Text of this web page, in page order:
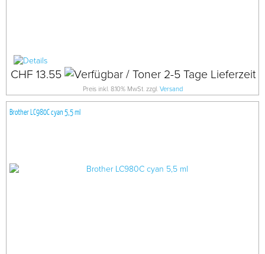
CHF 13.55
Preis inkl. 8.10% MwSt. zzgl. Versand
Brother LC980C cyan 5,5 ml